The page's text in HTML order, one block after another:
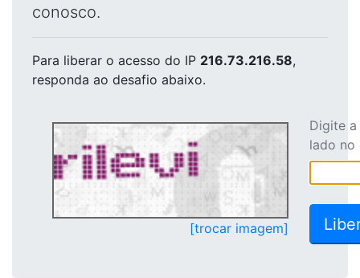
conosco.
Para liberar o acesso do IP 216.73.216.58,
responda ao desafio abaixo.
[trocar imagem]
Digite
lado no